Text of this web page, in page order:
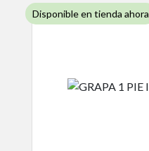
Disponible en tienda ahora